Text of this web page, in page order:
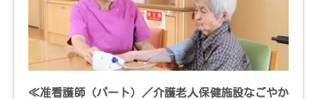
≪准看護師（パート）／介護老人保健施設なごやか